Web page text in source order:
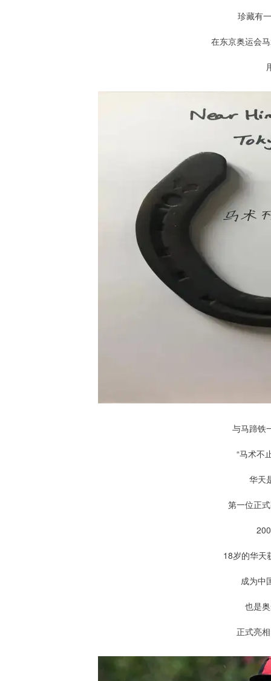
珍藏有
在东京奥运会
与马蹄铁
“马术不
华天
第一位正
18岁的华天
成为中
也是
正式亮